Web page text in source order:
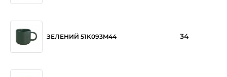
ЗЕЛЕНИЙ 51K093M44 34